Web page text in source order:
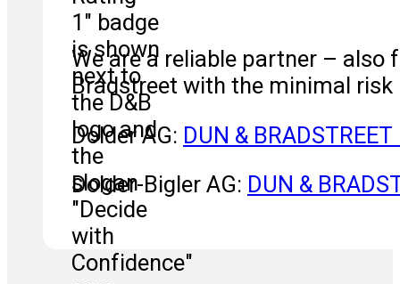
We are a reliable partner – also
Bradstreet with the minimal
Dolder AG: DUN &
Dolder-Bigler AG: DUN &